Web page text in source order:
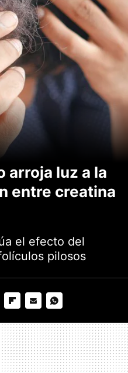
arroja luz a la
entre creatina
el efecto del
pilosos
MAIL